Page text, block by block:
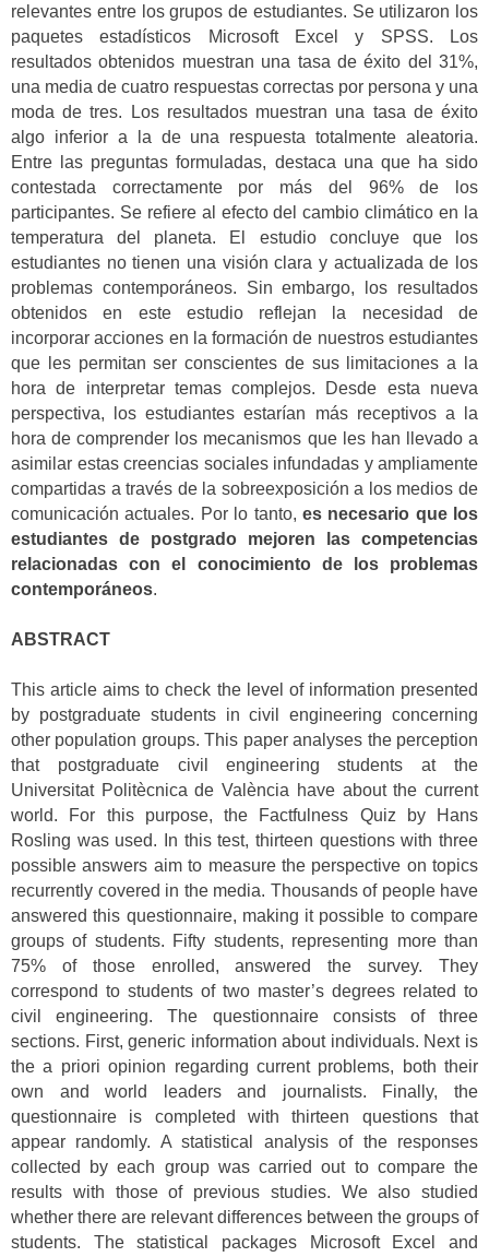
relevantes entre los grupos de estudiantes. Se utilizaron los
paquetes estadísticos Microsoft Excel y SPSS. Los
resultados obtenidos muestran una tasa de éxito del 31%,
una media de cuatro respuestas correctas por persona y una
moda de tres. Los resultados muestran una tasa de éxito
algo inferior a la de una respuesta totalmente aleatoria.
Entre las preguntas formuladas, destaca una que ha sido
contestada correctamente por más del 96% de los
participantes. Se refiere al efecto del cambio climático en la
temperatura del planeta. El estudio concluye que los
estudiantes no tienen una visión clara y actualizada de los
problemas contemporáneos. Sin embargo, los resultados
obtenidos en este estudio reflejan la necesidad de
incorporar acciones en la formación de nuestros estudiantes
que les permitan ser conscientes de sus limitaciones a la
hora de interpretar temas complejos. Desde esta nueva
perspectiva, los estudiantes estarían más receptivos a la
hora de comprender los mecanismos que les han llevado a
asimilar estas creencias sociales infundadas y ampliamente
compartidas a través de la sobreexposición a los medios de
comunicación actuales. Por lo tanto, es necesario que los
estudiantes de postgrado mejoren las competencias
relacionadas con el conocimiento de los problemas
contemporáneos.
ABSTRACT
This article aims to check the level of information presented
by postgraduate students in civil engineering concerning
other population groups. This paper analyses the perception
that postgraduate civil engineering students at the
Universitat Politècnica de València have about the current
world. For this purpose, the Factfulness Quiz by Hans
Rosling was used. In this test, thirteen questions with three
possible answers aim to measure the perspective on topics
recurrently covered in the media. Thousands of people have
answered this questionnaire, making it possible to compare
groups of students. Fifty students, representing more than
75% of those enrolled, answered the survey. They
correspond to students of two master’s degrees related to
civil engineering. The questionnaire consists of three
sections. First, generic information about individuals. Next is
the a priori opinion regarding current problems, both their
own and world leaders and journalists. Finally, the
questionnaire is completed with thirteen questions that
appear randomly. A statistical analysis of the responses
collected by each group was carried out to compare the
results with those of previous studies. We also studied
whether there are relevant differences between the groups of
students. The statistical packages Microsoft Excel and